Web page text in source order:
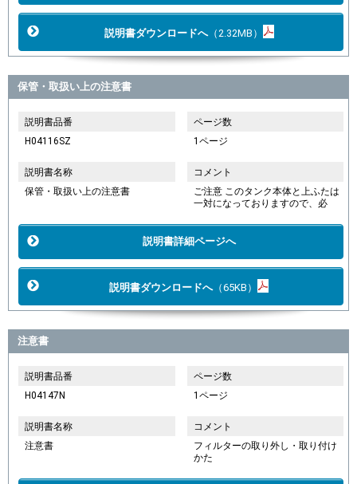
説明書ダウンロードへ（2.32MB）
保管・取扱い上の注意書
説明書品番
H04116SZ
ページ数
1ページ
説明書名称
保管・取扱い上の注意書
コメント
ご注意 このタンク本体と上ふたは
一対になっておりますので、必
説明書詳細ページへ
説明書ダウンロードへ（65KB）
注意書
説明書品番
H04147N
ページ数
1ページ
説明書名称
注意書
コメント
フィルターの取り外し・取り付け
かた